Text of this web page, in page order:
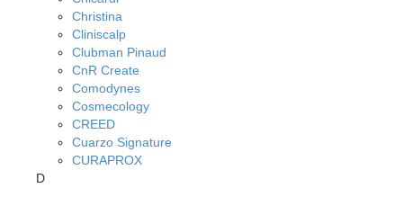
Christina
Cliniscalp
Clubman Pinaud
CnR Create
Comodynes
Cosmecology
CREED
Cuarzo Signature
CURAPROX
D